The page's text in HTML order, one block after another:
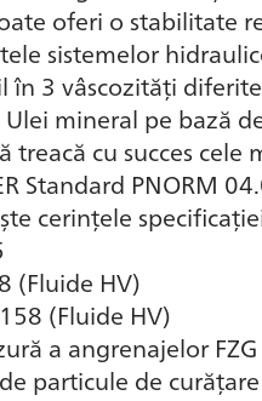
oferi o stabilitate
sistemelor
în 3 vâscozități
mineral pe bază
treacă cu succes
Standard PNORM
cerințele
(Fluide HV)
(Fluide HV)
a angrenajelor
particule de